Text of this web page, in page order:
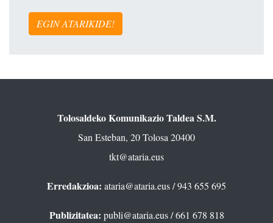
EGIN ATARIKIDE!
Tolosaldeko Komunikazio Taldea S.M.
San Esteban, 20 Tolosa 20400
tkt@ataria.eus
Erredakzioa: ataria@ataria.eus/ 943 655 695
Publizitatea: publi@ataria.eus/ 661 678 818